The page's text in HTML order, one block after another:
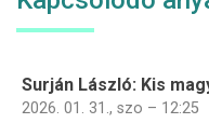
Surján László: Kis
2026. 01. 31., szo – 12:25